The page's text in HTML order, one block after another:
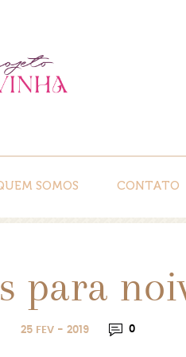
SOMOS CONTATO
para
25 FEV - 2019 0